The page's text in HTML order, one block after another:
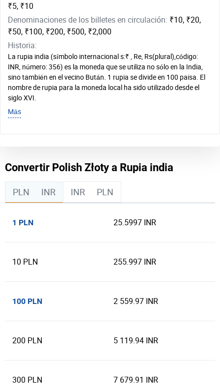
₹5, ₹10
Denominaciones de los billetes en circulación: ₹10, ₹20,
₹50, ₹100, ₹200, ₹500, ₹2,000
Historia:
La rupia india (símbolo internacional s:₹ , Re, Rs(plural),código:
INR, número: 356) es la moneda que se utiliza no sólo en la India,
sino también en el vecino Bután. 1 rupia se divide en 100 paisa. El
nombre de rupia para la moneda local ha sido utilizado desde el
siglo XVI.
Más
Convertir Polish Złoty a Rupia india
PLN INR INR PLN
1 PLN 25.5997 INR
10 PLN 255.997 INR
100 PLN 2 559.97 INR
200 PLN 5 119.94 INR
300 PLN 7 679.91 INR